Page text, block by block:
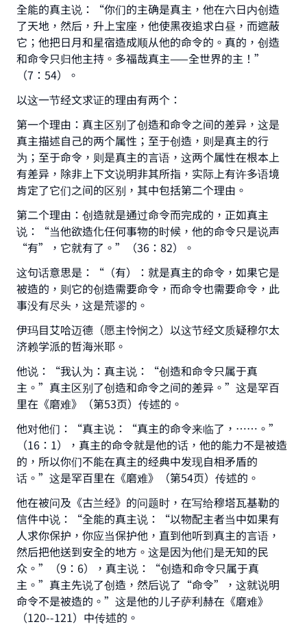
全能的真主说：“你们的主确是真主，他在六日内创造
了天地，然后，升上宝座，他使黑夜追求白昼，而遮蔽
它；他把日月和星宿造成顺从他的命令的。真的，创造
和命令只归他主持。多福哉真主——全世界的主！”
（7：54）。
以这一节经文求证的理由有两个：
第一个理由：真主区别了创造和命令之间的差异，这是
真主描述自己的两个属性；至于创造，则是真主的行
为；至于命令，则是真主的言语，这两个属性在根本上
有差异，除非上下文说明非其所指，实际上有许多语境
肯定了它们之间的区别，其中包括第二个理由。
第二个理由：创造就是通过命令而完成的，正如真主
说：“当他欲造化任何事物的时候，他的命令只是说声
“有”，它就有了。”（36：82）。
这句话意思是：“（有）：就是真主的命令，如果它是
被造的，则它的创造需要命令，而命令也需要命令，此
事没有尽头，这是荒谬的。
伊玛目艾哈迈德（愿主怜悯之）以这节经文质疑穆尔太
济赖学派的哲海米耶。
他说：“我认为：真主说：“创造和命令只属于真
主。”真主区别了创造和命令之间的差异。”这是罕百
里在《磨难》（第53页）传述的。
他对他们：“真主说：“真主的命令来临了，……。”
（16：1），真主的命令就是他的话，他的能力不是被造
的，所以你们不能在真主的经典中发现自相矛盾的
话。”这是罕百里在《磨难》（第54页）传述的。
他在被问及《古兰经》的问题时，在写给穆塔瓦基勒的
信件中说：“全能的真主说：“以物配主者当中如果有
人求你保护，你应当保护他，直到他听到真主的言语，
然后把他送到安全的地方。这是因为他们是无知的民
众。”（9：6），真主说：“创造和命令只属于真
主。”真主先说了创造，然后说了“命令”，这就说明
命令不是被造的。”这是他的儿子萨利赫在《磨难》
（120--121）中传述的。